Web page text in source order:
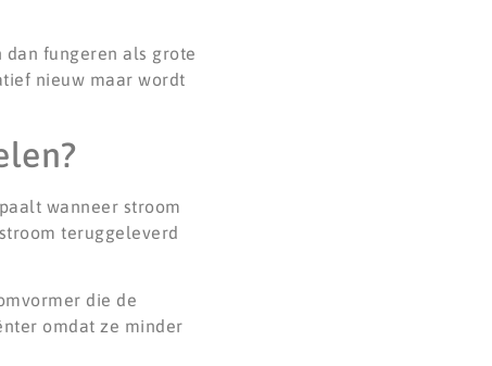
fungeren als grote
nieuw maar wordt
wanneer stroom
teruggeleverd
die de
omdat ze minder